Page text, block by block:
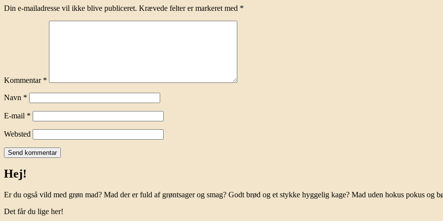
Din e-mailadresse vil ikke blive publiceret. Krævede felter er markeret med *
Kommentar *
Navn *
E-mail *
Websted
Hej!
Er du også vild med grøn mad? Mad der er fuld af grøntsager og smag? Godt brød og et stykke hyggelig kage? Mad uden hokus pokus og
Det får du lige her!